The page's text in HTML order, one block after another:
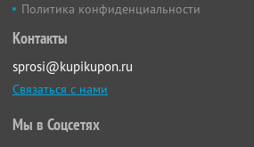
Политика конфиденциальности
Контакты
sprosi@kupikupon.ru
Связаться с нами
Мы в Соцсетях